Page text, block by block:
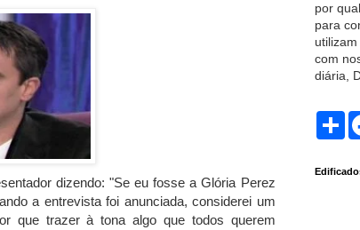
dizendo: "Se eu fosse a Glória Perez
a entrevista foi anunciada, considerei um
que trazer à tona algo que todos querem
por
para
com
diária,
S
e